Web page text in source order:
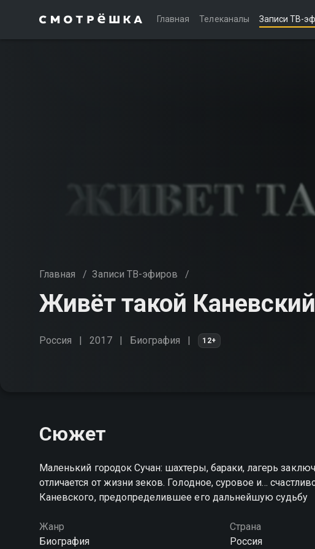
Главная Телеканалы Записи ТВ-
Главная / Записи ТВ-эфиров /
Живёт такой
Россия 2017 Биография 12+
Сюжет
Маленький городок Сучан: шахтеры, бараки, лагерь
отличается от жизни зеков. Голодное, суровое и…
Каневского, предопределившее его дальнейшую судьбу
Жанр
Биография
Страна
Россия